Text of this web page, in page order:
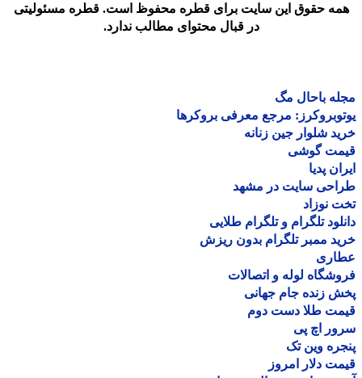
حقوق این سایت برای قطره محفوظ است. قطره مسئولیتی
در قبال محتوای مطالب ندارد.
باحال مگ
مرجع معرفی بروکرها
شلوار جین زنانه
گوشی
پدیا
سایت در مشهد
نوزاد
تلگرام و تلگرام طلایی
ممبر تلگرام بدون ریزش
لوله و اتصالات
زنده جام جهانی
طلا دست دوم
اچ پی
وین تک
دلار امروز